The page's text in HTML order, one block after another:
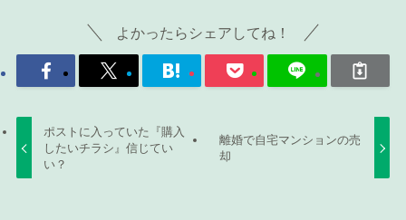
よかったらシェアしてね！
ポストに入っていた『購入
したいチラシ』信じてい
い？
離婚で自宅マンションの売
却